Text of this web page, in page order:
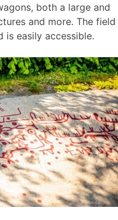
both a large and
and more. The field
is easily accessible.